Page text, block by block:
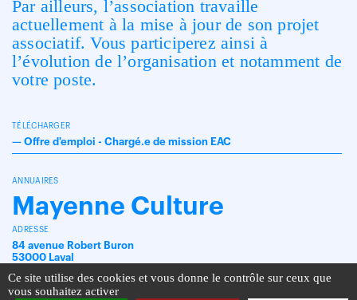
Par ailleurs, l’association travaille
actuellement à la mise à jour de son projet
associatif. Vous participerez ainsi à
l’évolution de l’organisation et notamment de
votre poste.
TÉLÉCHARGER
— Offre d'emploi - Chargé.e de mission EAC
ANNUAIRES
Mayenne Culture
ADRESSE
84 avenue Robert Buron
53000 Laval
Ce site utilise des cookies et vous donne le contrôle sur ceux que
vous souhaitez activer